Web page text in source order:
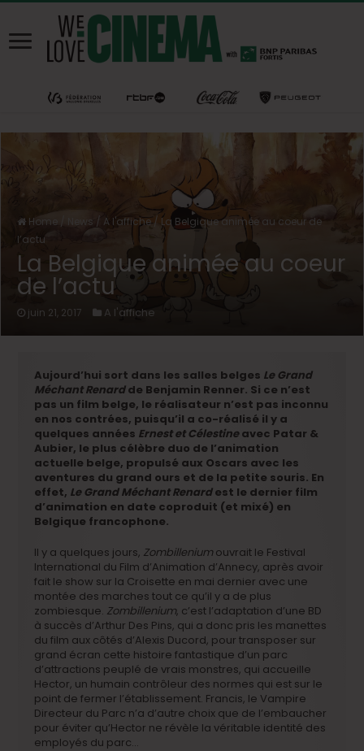
Home / News / A l'affiche / La Belgique animée au coeur de
l’actu
La Belgique animée au coeur
de l’actu
juin 21, 2017 A l'affiche
Aujourd’hui sort dans les salles belges Le Grand
Méchant Renardde Benjamin Renner. Si ce n’est
pas un film belge, le réalisateur n’est pas inconnu
en nos contrées, puisqu’il a co-réalisé il y a
quelques années Ernest et Célestineavec Patar &
Aubier, le plus célèbre duo de l’animation
actuelle belge, propulsé aux Oscars avec les
aventures du grand ours et de la petite souris. En
effet, Le Grand Méchant Renardest le dernier film
d’animation en date coproduit (et mixé) en
Belgique francophone.
Il y a quelques jours, Zombilleniumouvrait le Festival
International du Film d’Animation d’Annecy, après avoir
fait le show sur la Croisette en mai dernier avec une
montée des marches tout ce qu’il y a de plus
zombiesque. Zombillenium, c’est l’adaptation d’une BD
à succès d’Arthur Des Pins, qui a donc pris les manettes
du film aux côtés d’Alexis Ducord, pour transposer sur
grand écran cette histoire fantastique d’un parc
d’attractions peuplé de vrais monstres, qui accueille
Hector, un humain contrôleur des normes qui est sur le
point de fermer l’établissement. Francis, le Vampire
Directeur du Parc n’a d’autre choix que de l’embaucher
pour éviter qu’Hector ne révèle la véritable identité des
employés du parc…